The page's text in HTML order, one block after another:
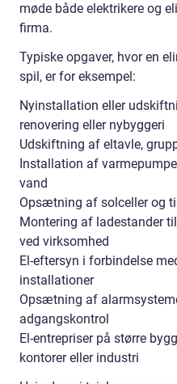
møde både elektrikere og
firma.
Typiske opgaver, hvor en
spil, er for eksempel:
Nyinstallation eller
renovering eller nybyggeri
Udskiftning af eltavle,
Installation af
vand
Opsætning af solceller og
Montering af ladestander
ved virksomhed
El-eftersyn i forbindelse
installationer
Opsætning af
adgangskontrol
El-entrepriser på større
kontorer eller industri